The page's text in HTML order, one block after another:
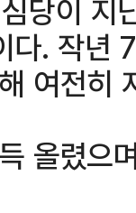
당이 지
. 작년
여전히
올렸으